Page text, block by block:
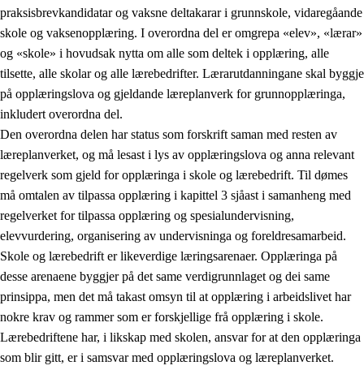
praksisbrevkandidatar og vaksne deltakarar i grunnskole, vidaregåande
skole og vaksenopplæring. I overordna del er omgrepa «elev», «lærar»
og «skole» i hovudsak nytta om alle som deltek i opplæring, alle
tilsette, alle skolar og alle lærebedrifter. Lærarutdanningane skal byggje
på opplæringslova og gjeldande læreplanverk for grunnopplæringa,
inkludert overordna del.
Den overordna delen har status som forskrift saman med resten av
læreplanverket, og må lesast i lys av opplæringslova og anna relevant
regelverk som gjeld for opplæringa i skole og lærebedrift. Til dømes
må omtalen av tilpassa opplæring i kapittel 3 sjåast i samanheng med
regelverket for tilpassa opplæring og spesialundervisning,
elevvurdering, organisering av undervisninga og foreldresamarbeid.
Skole og lærebedrift er likeverdige læringsarenaer. Opplæringa på
desse arenaene byggjer på det same verdigrunnlaget og dei same
prinsippa, men det må takast omsyn til at opplæring i arbeidslivet har
nokre krav og rammer som er forskjellige frå opplæring i skole.
Lærebedriftene har, i likskap med skolen, ansvar for at den opplæringa
som blir gitt, er i samsvar med opplæringslova og læreplanverket.